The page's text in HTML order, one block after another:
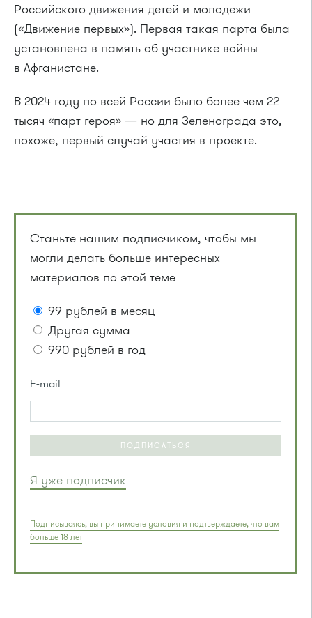
Российского движения детей и молодежи
(«Движение первых»). Первая такая парта была
установлена в память об участнике войны
в Афганистане.
В 2024 году по всей России было более чем 22
тысяч «парт героя» — но для Зеленограда это,
похоже, первый случай участия в проекте.
Станьте нашим подписчиком, чтобы мы
могли делать больше интересных
материалов по этой теме
99 рублей в месяц
Другая сумма
990 рублей в год
E-mail
ПОДПИСАТЬСЯ
Я уже подписчик
Подписываясь, вы принимаете условия и подтверждаете, что вам
больше 18 лет